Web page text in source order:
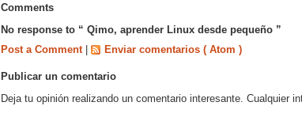
Comments
No response to “ Qimo, aprender Linux desde pequeño ”
Post a Comment
Enviar comentarios ( Atom )
Publicar un comentario
Deja tu opinión realizando un comentario interesante. Cualquier